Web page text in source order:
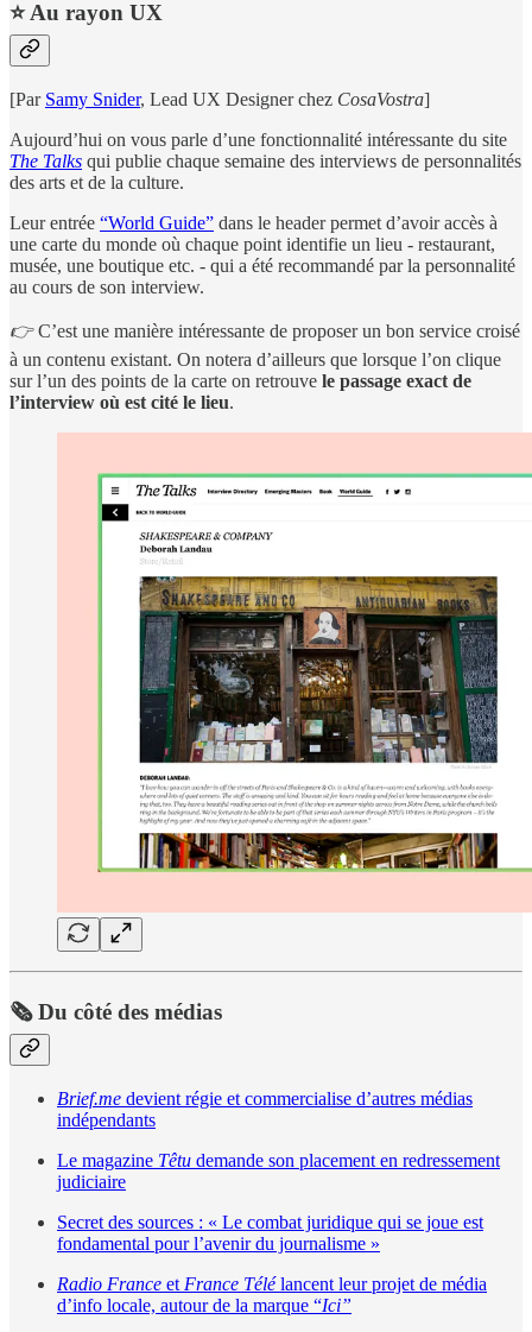
⭐️ Au rayon UX
[Par Samy Snider, Lead UX Designer chez CosaVostra]
Aujourd’hui on vous parle d’une fonctionnalité intéressante du site
The Talks qui publie chaque semaine des interviews de personnalités
des arts et de la culture.
Leur entrée “World Guide” dans le header permet d’avoir accès à
une carte du monde où chaque point identifie un lieu - restaurant,
musée, une boutique etc. - qui a été recommandé par la personnalité
au cours de son interview.
👉C’est une manière intéressante de proposer un bon service croisé
à un contenu existant. On notera d’ailleurs que lorsque l’on clique
sur l’un des points de la carte on retrouve le passage exact de
l’interview où est cité le lieu.
🗞️ Du côté des médias
Brief.me devient régie et commercialise d’autres médias
indépendants
Le magazine Têtu demande son placement en redressement
judiciaire
Secret des sources : « Le combat juridique qui se joue est
fondamental pour l’avenir du journalisme »
Radio France et France Télélancent leur projet de média
d’info locale, autour de la marque “Ici”